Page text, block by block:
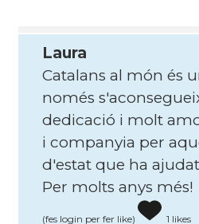
Laura
Catalans al món és
només
dedicació i molt
i companyia per
d'estat que ha
Per molts anys més!
(fes login per fer like) 1 likes